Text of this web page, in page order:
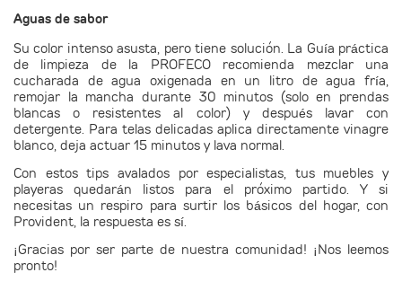
Aguas de sabor
Su color intenso asusta, pero tiene solución. La Guía práctica
de limpieza de la PROFECO recomienda mezclar una
cucharada de agua oxigenada en un litro de agua fría,
remojar la mancha durante 30 minutos (solo en prendas
blancas o resistentes al color) y después lavar con
detergente. Para telas delicadas aplica directamente vinagre
blanco, deja actuar 15 minutos y lava normal.
Con estos tips avalados por especialistas, tus muebles y
playeras quedarán listos para el próximo partido. Y si
necesitas un respiro para surtir los básicos del hogar, con
Provident, la respuesta es sí.
¡Gracias por ser parte de nuestra comunidad! ¡Nos leemos
pronto!